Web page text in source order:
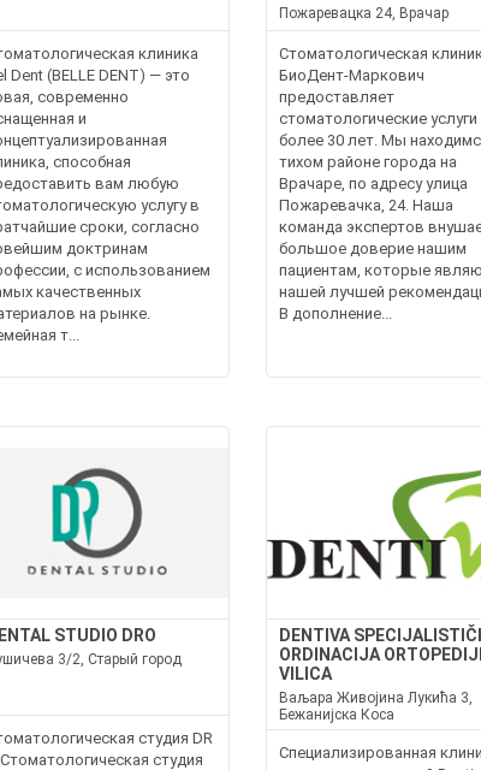
клиника
Dent (BELLE DENT) — это
современно
и
способная
вам любую
услугу в
сроки, согласно
доктринам
с использованием
качественных
на рынке.
т...
Пожаревацка 24, Врачар
Стоматологическая
БиоДент-Маркович
предоставляет
стоматологические услуги
более 30 лет. Мы
тихом районе города на
Врачаре, по адресу улица
Пожаревачка, 24. Наша
команда экспертов
большое доверие нашим
пациентам, которые
нашей лучшей
В дополнение...
STUDIO DRO
3/2, Старый город
студия DR
студия
DENTIVA
ORDINACIJA
VILICA
Ваљара Живојина Лукића 3,
Бежанијска Коса
Специализированная